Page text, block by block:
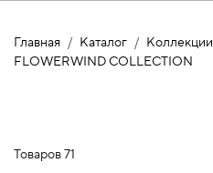
Главная Каталог
Коллекции
FLOWERWIND COLLECTION
Товаров71